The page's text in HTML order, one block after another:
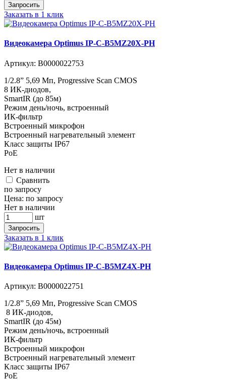
Запросить
Заказать в 1 клик
Видеокамера Optimus IP-C-B5MZ20X-PH
Артикул: В0000022753
1/2.8” 5,69 Мп, Progressive Scan CMOS
8 ИК-диодов,
SmartIR (до 85м)
Режим день/ночь, встроенный
ИК-фильтр
Встроенный микрофон
Встроенный нагревательный элемент
Класс защиты IР67
PoE
Нет в наличии
Cравнить
по запросу
Цена: по запросу
Нет в наличии
шт
Запросить
Заказать в 1 клик
Видеокамера Optimus IP-C-B5MZ4X-PH
Артикул: В0000022751
1/2.8” 5,69 Мп, Progressive Scan CMOS
8 ИК-диодов,
SmartIR (до 45м)
Режим день/ночь, встроенный
ИК-фильтр
Встроенный микрофон
Встроенный нагревательный элемент
Класс защиты IР67
PoE